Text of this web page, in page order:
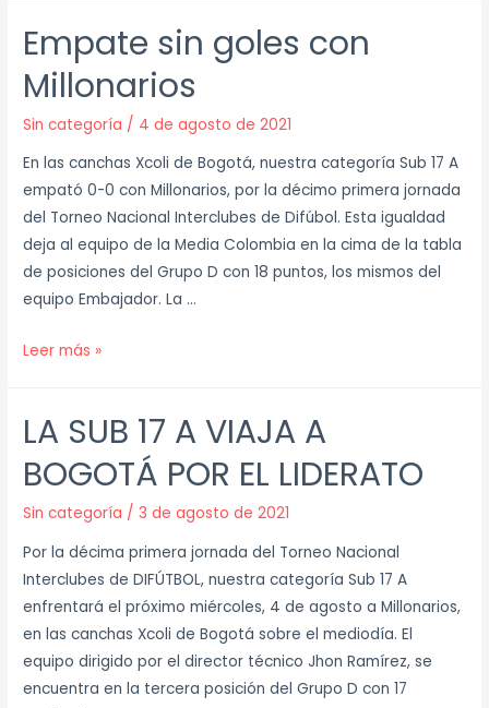
Empate sin goles con
Millonarios
Sin categoría / 4 de agosto de 2021
En las canchas Xcoli de Bogotá, nuestra categoría Sub 17 A
empató 0-0 con Millonarios, por la décimo primera jornada
del Torneo Nacional Interclubes de Difúbol. Esta igualdad
deja al equipo de la Media Colombia en la cima de la tabla
de posiciones del Grupo D con 18 puntos, los mismos del
equipo Embajador. La …
Leer más »
LA SUB 17 A VIAJA A
BOGOTÁ POR EL LIDERATO
Sin categoría /3 de agosto de 2021
Por la décima primera jornada del Torneo Nacional
Interclubes de DIFÚTBOL, nuestra categoría Sub 17 A
enfrentará el próximo miércoles, 4 de agosto a Millonarios,
en las canchas Xcoli de Bogotá sobre el mediodía. El
equipo dirigido por el director técnico Jhon Ramírez, se
encuentra en la tercera posición del Grupo D con 17